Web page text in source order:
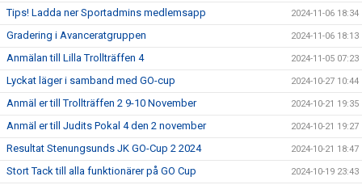
Tips! Ladda ner Sportadmins medlemsapp 2024-11-06 18:34
Gradering i Avanceratgruppen 2024-11-06 18:13
Anmälan till Lilla Trollträffen 4 2024-11-05 07:23
Lyckat läger i samband med GO-cup 2024-10-27 10:44
Anmäl er till Trollträffen 2 9-10 November 2024-10-21 19:35
Anmäl er till Judits Pokal 4 den 2 november 2024-10-21 19:27
Resultat Stenungsunds JK GO-Cup 2 2024 2024-10-21 18:47
Stort Tack till alla funktionärer på GO Cup 2024-10-19 23:43